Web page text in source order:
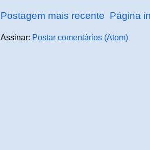
Postagem mais recente Página
Assinar: Postar comentários (Atom)